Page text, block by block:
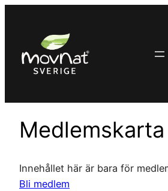
Medlemskarta
Innehållet här är bara för
Bli medlem